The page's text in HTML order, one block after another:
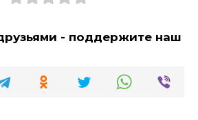
- поддержите наш